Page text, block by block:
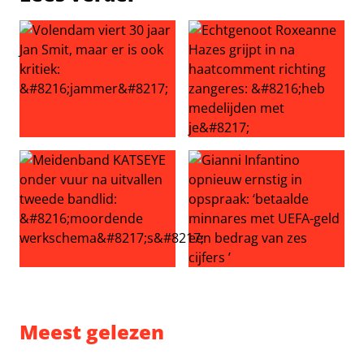
Volendam viert 30 jaar Jan Smit, maar er is ook kritiek:
Echtgenoot Roxeanne
Meest gelezen